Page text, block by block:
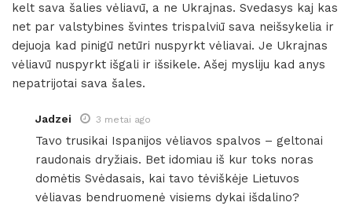
kelt sava šalies vėliavū, a ne Ukrajnas. Svedasys kaj kas
net par valstybines švintes trispalviū sava neišsykelia ir
dejuoja kad pinigū netūri nuspyrkt vėliavai. Je Ukrajnas
vėliavū nuspyrkt išgali ir išsikele. Ašej mysliju kad anys
nepatrijotai sava šales.
Jadzei 3 metai ago
Tavo trusikai Ispanijos vėliavos spalvos – geltonai
raudonais dryžiais. Bet idomiau iš kur toks noras
domėtis Svėdasais, kai tavo tėviškėje Lietuvos
vėliavas bendruomenė visiems dykai išdalino?